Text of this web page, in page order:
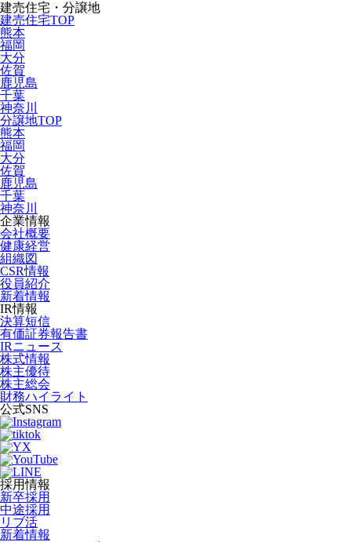
建売住宅・分譲地
建売住宅TOP
熊本
福岡
大分
佐賀
鹿児島
千葉
神奈川
分譲地TOP
熊本
福岡
大分
佐賀
鹿児島
千葉
神奈川
企業情報
会社概要
健康経営
組織図
CSR情報
役員紹介
新着情報
IR情報
決算短信
有価証券報告書
IRニュース
株式情報
株主優待
株主総会
財務ハイライト
公式SNS
採用情報
新卒採用
中途採用
リブ活
新着情報